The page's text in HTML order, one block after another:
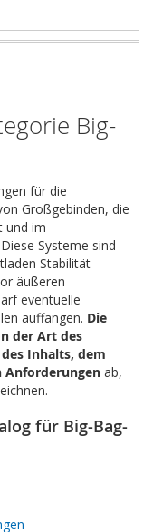
Big-
für die
Großgebinden, die
und im
Systeme sind
Stabilität
äußeren
eventuelle
auffangen. Die
der Art des
Inhalts, dem
Anforderungen ab,
für Big-Bag-